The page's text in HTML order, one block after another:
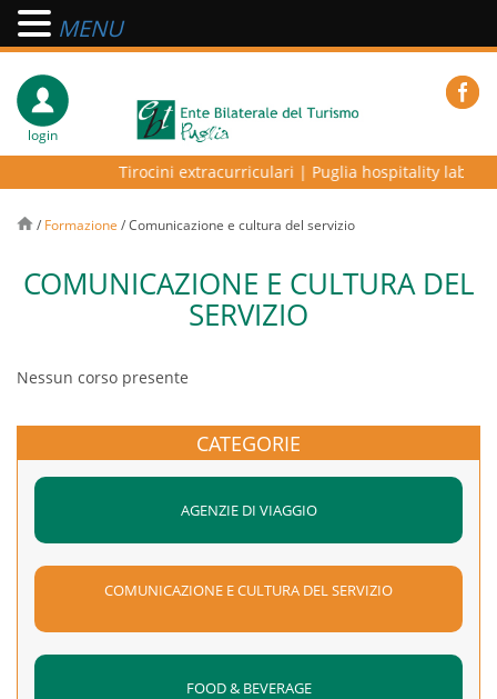
login
Tirocini extracurriculari|Puglia hospitality lab –
/ Formazione /Comunicazione e cultura del servizio
COMUNICAZIONE E CULTURA DEL
SERVIZIO
Nessun corso presente
CATEGORIE
AGENZIE DI VIAGGIO
COMUNICAZIONE E CULTURA DEL SERVIZIO
FOOD & BEVERAGE
MENU